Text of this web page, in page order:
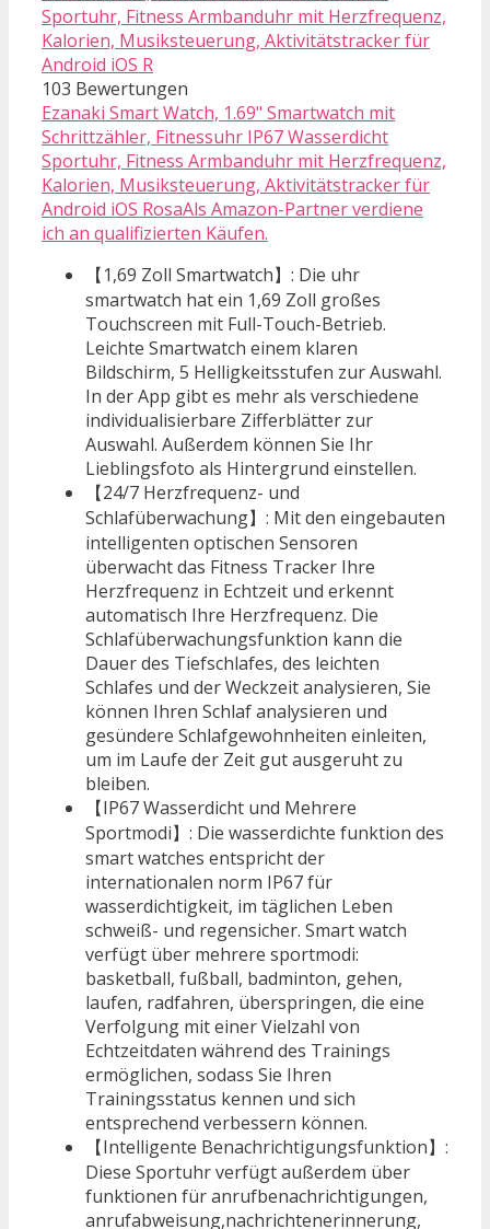
103 Bewertungen
Ezanaki Smart Watch, 1.69" Smartwatch mit
Schrittzähler, Fitnessuhr IP67 Wasserdicht
Sportuhr, Fitness Armbanduhr mit Herzfrequenz,
Kalorien, Musiksteuerung, Aktivitätstracker für
Android iOS RosaAls Amazon-Partner verdiene
ich an qualifizierten Käufen.
【1,69 Zoll Smartwatch】: Die uhr
smartwatch hat ein 1,69 Zoll großes
Touchscreen mit Full-Touch-Betrieb.
Leichte Smartwatch einem klaren
Bildschirm, 5 Helligkeitsstufen zur Auswahl.
In der App gibt es mehr als verschiedene
individualisierbare Zifferblätter zur
Auswahl. Außerdem können Sie Ihr
Lieblingsfoto als Hintergrund einstellen.
【24/7 Herzfrequenz- und
Schlafüberwachung】: Mit den eingebauten
intelligenten optischen Sensoren
überwacht das Fitness Tracker Ihre
Herzfrequenz in Echtzeit und erkennt
automatisch Ihre Herzfrequenz. Die
Schlafüberwachungsfunktion kann die
Dauer des Tiefschlafes, des leichten
Schlafes und der Weckzeit analysieren, Sie
können Ihren Schlaf analysieren und
gesündere Schlafgewohnheiten einleiten,
um im Laufe der Zeit gut ausgeruht zu
bleiben.
【IP67 Wasserdicht und Mehrere
Sportmodi】: Die wasserdichte funktion des
smart watches entspricht der
internationalen norm IP67 für
wasserdichtigkeit, im täglichen Leben
schweiß- und regensicher. Smart watch
verfügt über mehrere sportmodi:
basketball, fußball, badminton, gehen,
laufen, radfahren, überspringen, die eine
Verfolgung mit einer Vielzahl von
Echtzeitdaten während des Trainings
ermöglichen, sodass Sie Ihren
Trainingsstatus kennen und sich
entsprechend verbessern können.
【Intelligente Benachrichtigungsfunktion】:
Diese Sportuhr verfügt außerdem über
funktionen für anrufbenachrichtigungen,
anrufabweisung,nachrichtenerinnerung,